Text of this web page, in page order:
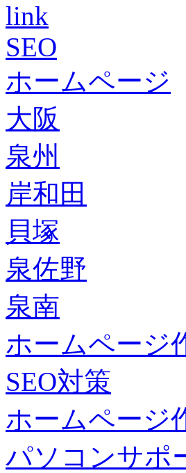
link
SEO
ホームページ
大阪
泉州
岸和田
貝塚
泉佐野
泉南
ホームページ
SEO対策
ホームページ
パソコンサポ